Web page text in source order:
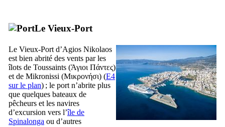
Le Vieux-Port
Le Vieux-Port d’Agios Nikolaos
est bien abrité des vents par les
îlots de Toussaints (Άγιοι Πάντες)
et de Mikronissi (Μικρονήσι) (E4
sur le plan) ; le port n’abrite plus
que quelques bateaux de
pêcheurs et les navires
d’excursion vers l’île de
Spinalonga ou d’autres